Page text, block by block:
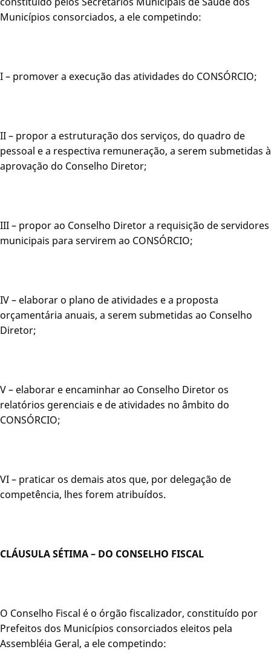
Municípios consorciados, a ele competindo:
I – promover a execução das atividades do CONSÓRCIO;
II – propor a estruturação dos serviços, do quadro de
pessoal e a respectiva remuneração, a serem submetidas à
aprovação do Conselho Diretor;
III – propor ao Conselho Diretor a requisição de servidores
municipais para servirem ao CONSÓRCIO;
IV – elaborar o plano de atividades e a proposta
orçamentária anuais, a serem submetidas ao Conselho
Diretor;
V – elaborar e encaminhar ao Conselho Diretor os
relatórios gerenciais e de atividades no âmbito do
CONSÓRCIO;
VI – praticar os demais atos que, por delegação de
competência, lhes forem atribuídos.
CLÁUSULA SÉTIMA – DO CONSELHO FISCAL
O Conselho Fiscal é o órgão fiscalizador, constituído por
Prefeitos dos Municípios consorciados eleitos pela
Assembléia Geral, a ele competindo: